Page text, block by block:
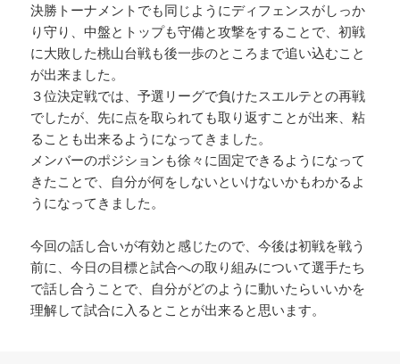
決勝トーナメントでも同じようにディフェンスがしっか
り守り、中盤とトップも守備と攻撃をすることで、初戦
に大敗した桃山台戦も後一歩のところまで追い込むこと
が出来ました。
３位決定戦では、予選リーグで負けたスエルテとの再戦
でしたが、先に点を取られても取り返すことが出来、粘
ることも出来るようになってきました。
メンバーのポジションも徐々に固定できるようになって
きたことで、自分が何をしないといけないかもわかるよ
うになってきました。
今回の話し合いが有効と感じたので、今後は初戦を戦う
前に、今日の目標と試合への取り組みについて選手たち
で話し合うことで、自分がどのように動いたらいいかを
理解して試合に入るとことが出来ると思います。